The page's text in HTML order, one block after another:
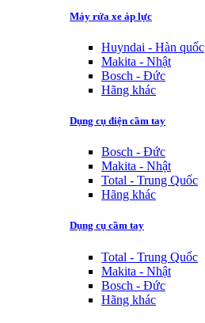
Máy rửa xe áp lực
Huyndai - Hàn quốc
Makita - Nhật
Bosch - Đức
Hãng khác
Dụng cụ điện cầm tay
Bosch - Đức
Makita - Nhật
Total - Trung Quốc
Hãng khác
Dụng cụ cầm tay
Total - Trung Quốc
Makita - Nhật
Bosch - Đức
Hãng khác